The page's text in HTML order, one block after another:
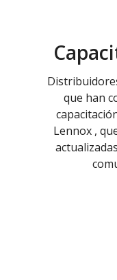
que han
Lennox ,